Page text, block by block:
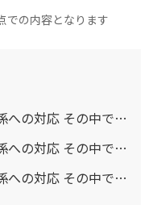
での内容となります
への対応 その中での
事支援センター』
への対応 その中での
事支援センター』
への対応 その中での